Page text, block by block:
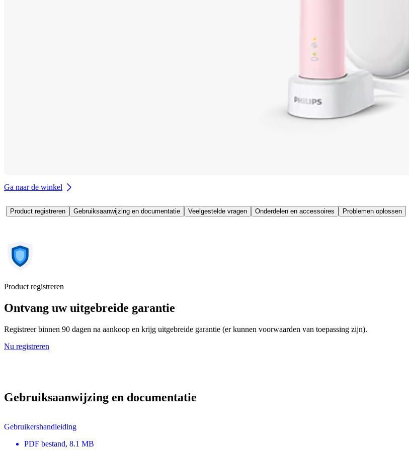
Ga naar de winkel
Product registreren Gebruiksaanwijzing en documentatie Veelgestelde vragen Onderdelen en accessoires Problemen oplossen
Product registreren
Ontvang uw uitgebreide garantie
Registreer binnen 90 dagen na aankoop en krijg uitgebreide garantie (er kunnen voorwaarden van toepassing zijn).
Nu registreren
Gebruiksaanwijzing en documentatie
Gebruikershandleiding
PDF bestand, 8.1 MB